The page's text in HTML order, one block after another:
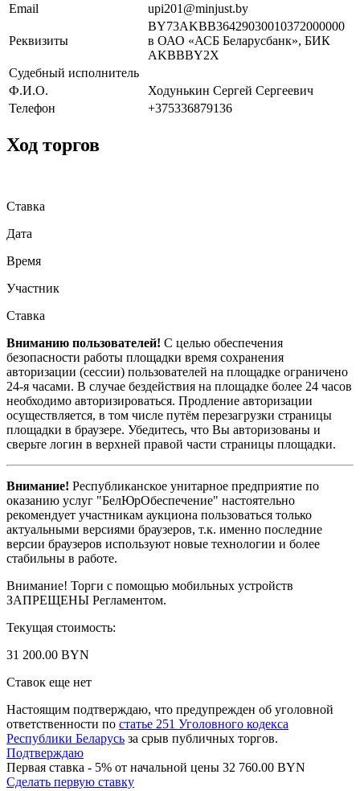
Email
upi201@minjust.by
Реквизиты
BY73AKBB36429030010372000000
в ОАО «АСБ Беларусбанк», БИК
AKBBBY2X
Судебный исполнитель
Ф.И.О.
Ходунькин Сергей Сергеевич
Телефон
+375336879136
Ход торгов
Ставка
Дата
Время
Участник
Ставка
Вниманию пользователей! С целью обеспечения
безопасности работы площадки время сохранения
авторизации (сессии) пользователей на площадке ограничено
24-я часами. В случае бездействия на площадке более 24 часов
необходимо авторизироваться. Продление авторизации
осуществляется, в том числе путём перезагрузки страницы
площадки в браузере. Убедитесь, что Вы авторизованы и
сверьте логин в верхней правой части страницы площадки.
Внимание! Республиканское унитарное предприятие по
оказанию услуг "БелЮрОбеспечение" настоятельно
рекомендует участникам аукциона пользоваться только
актуальными версиями браузеров, т.к. именно последние
версии браузеров используют новые технологии и более
стабильны в работе.
Внимание! Торги с помощью мобильных устройств
ЗАПРЕЩЕНЫ Регламентом.
Текущая стоимость:
31 200.00 BYN
Ставок еще нет
Настоящим подтверждаю, что предупрежден об уголовной
ответственности по статье 251 Уголовного кодекса
Республики Беларусь за срыв публичных торгов.
Подтверждаю
Первая ставка - 5% от начальной цены 32 760.00 BYN
Сделать первую ставку